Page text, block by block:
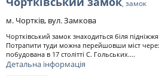
, замок
м. Чортків, вул. Замкова
Чортківський замок знаходиться біля
Потрапити туди можна перейшовши міст
побудована в 17 столітті С. Гольських....
Детальна інформація